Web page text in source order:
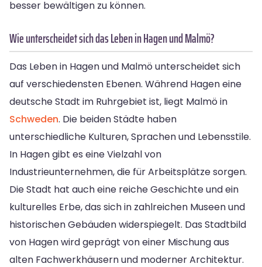
besser bewältigen zu können.
Wie unterscheidet sich das Leben in Hagen und Malmö?
Das Leben in Hagen und Malmö unterscheidet sich
auf verschiedensten Ebenen. Während Hagen eine
deutsche Stadt im Ruhrgebiet ist, liegt Malmö in
Schweden. Die beiden Städte haben
unterschiedliche Kulturen, Sprachen und Lebensstile.
In Hagen gibt es eine Vielzahl von
Industrieunternehmen, die für Arbeitsplätze sorgen.
Die Stadt hat auch eine reiche Geschichte und ein
kulturelles Erbe, das sich in zahlreichen Museen und
historischen Gebäuden widerspiegelt. Das Stadtbild
von Hagen wird geprägt von einer Mischung aus
alten Fachwerkhäusern und moderner Architektur.